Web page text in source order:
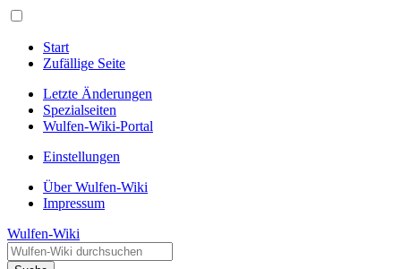
Start
Zufällige Seite
Letzte Änderungen
Spezialseiten
Wulfen-Wiki-Portal
Einstellungen
Über Wulfen-Wiki
Impressum
Wulfen-Wiki